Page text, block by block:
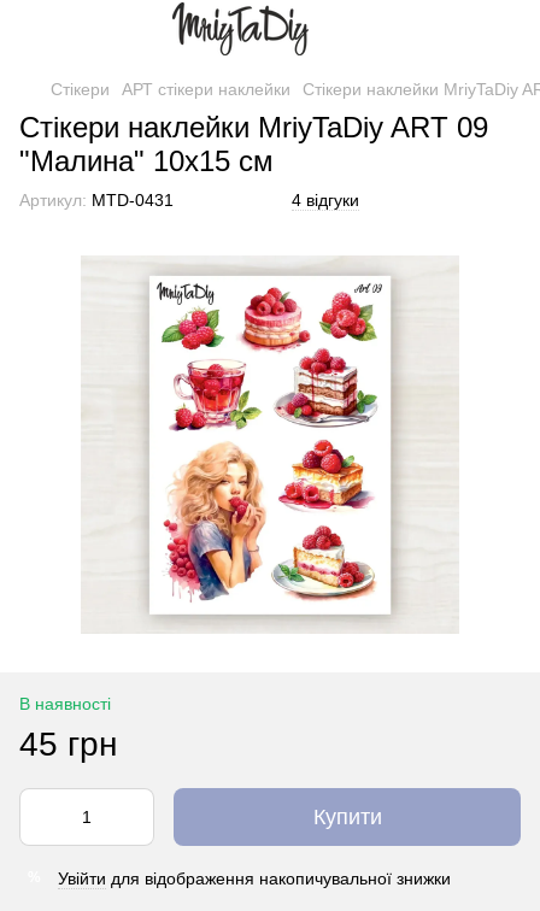
Стікери АРТ стікери наклейки Стікери наклейки MriyTaDiy
Стікери наклейки MriyTaDiy ART 09
"Малина" 10х15 см
Артикул: MTD-0431 4 відгуки
В наявності
45 грн
Купити
Увійти для відображення накопичувальної знижки